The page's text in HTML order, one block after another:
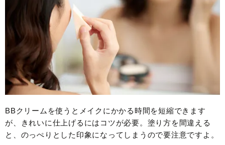
BBクリームを使うとメイクにかかる時間を短縮できます
が、きれいに仕上げるにはコツが必要。塗り方を間違える
と、のっぺりとした印象になってしまうので要注意ですよ。